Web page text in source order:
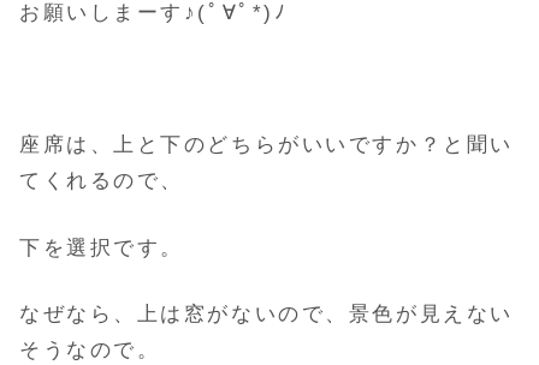
お願いしまーす♪(ﾟ∀ﾟ*)ﾉ
座席は、上と下のどちらがいいですか？と聞い
てくれるので、
下を選択です。
なぜなら、上は窓がないので、景色が見えない
そうなので。